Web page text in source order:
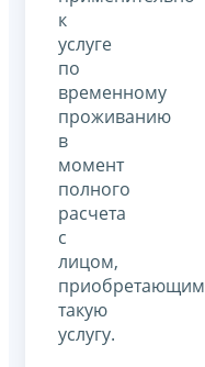
к
услуге
по
временному
проживанию
в
момент
полного
расчета
с
лицом,
приобретающим
такую
услугу.